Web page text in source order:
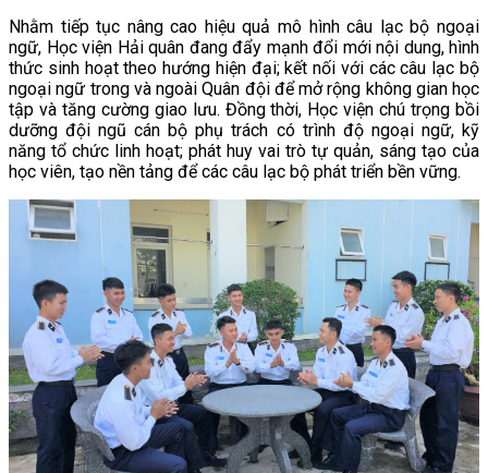
Nhằm tiếp tục nâng cao hiệu quả mô hình câu lạc bộ ngoại
ngữ, Học viện Hải quân đang đẩy mạnh đổi mới nội dung, hình
thức sinh hoạt theo hướng hiện đại; kết nối với các câu lạc bộ
ngoại ngữ trong và ngoài Quân đội để mở rộng không gian học
tập và tăng cường giao lưu. Đồng thời, Học viện chú trọng bồi
dưỡng đội ngũ cán bộ phụ trách có trình độ ngoại ngữ, kỹ
năng tổ chức linh hoạt; phát huy vai trò tự quản, sáng tạo của
học viên, tạo nền tảng để các câu lạc bộ phát triển bền vững.